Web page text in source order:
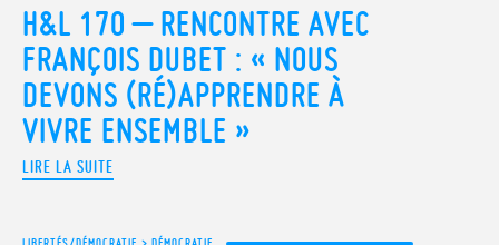
H&L 170 – RENCONTRE AVEC
FRANÇOIS DUBET : « NOUS
DEVONS (RÉ)APPRENDRE À
VIVRE ENSEMBLE »
LIRE LA SUITE